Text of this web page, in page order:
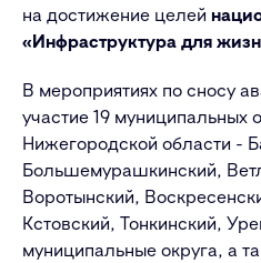
на достижение целей
«Инфраструктура для
В мероприятиях по сносу
участие 19 муниципальных
Нижегородской области -
Большемурашкинский,
Воротынский,
Кстовский, Тонкинский,
муниципальные округа, а